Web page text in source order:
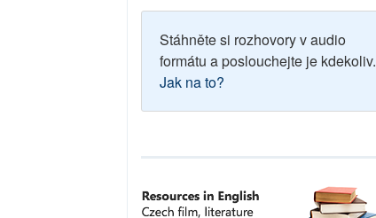
Stáhněte si rozhovory v audio
formátu a poslouchejte je kdekoliv.
Jak na to?